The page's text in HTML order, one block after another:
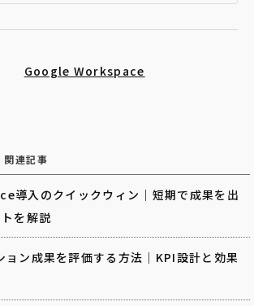
Google Workspace
関連記事
導入のクイックウィン｜短期で成果を出
を解説
ョン成果を評価する方法｜KPI設計と効果